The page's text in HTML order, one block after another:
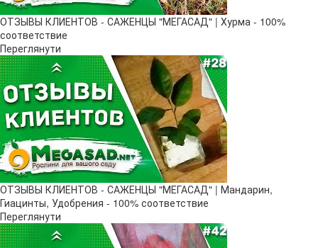
ОТЗЫВЫ КЛИЕНТОВ - САЖЕНЦЫ "МЕГАСАД" | Хурма - 100%
соответствие
Переглянути
ОТЗЫВЫ КЛИЕНТОВ - САЖЕНЦЫ "МЕГАСАД" | Мандарин,
Гиацинты, Удобрения - 100% соответствие
Переглянути